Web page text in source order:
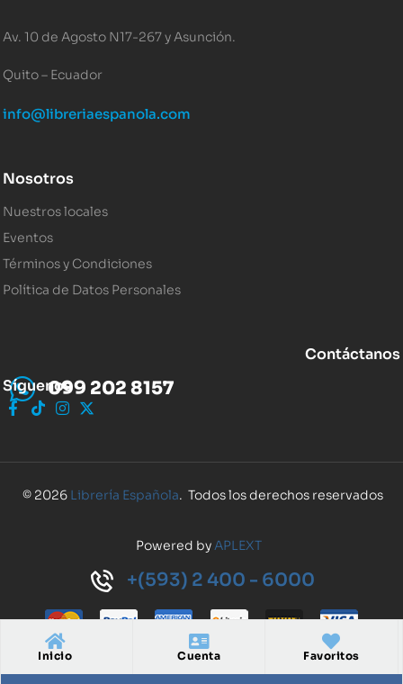
Inicio Cuenta Favoritos
Av. 10 de Agosto N17-267 y Asunción.
Quito – Ecuador
info@libreriaespanola.com
Nosotros
Nuestros locales
Eventos
Términos y Condiciones
Política de Datos Personales
Contáctanos
099 202 8157
Síguenos
© 2026 Librería Española. Todos los derechos reservados
Powered byAPLEXT
+(593) 2 400 - 6000